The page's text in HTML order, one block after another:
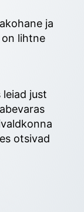
ja
lihtne
leiad just
otsivad